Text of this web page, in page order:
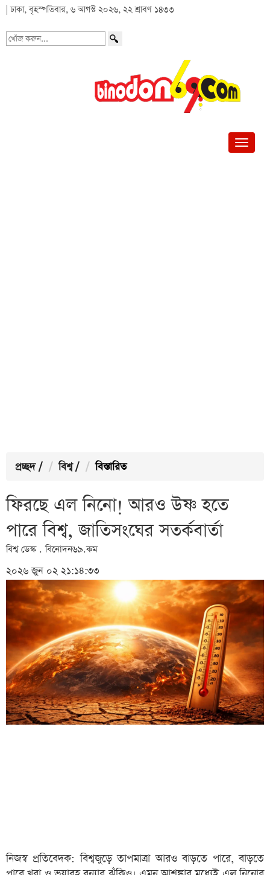
| ঢাকা, বৃহস্পতিবার, ৬ আগস্ট ২০২৬, ২২ শ্রাবণ ১৪৩৩
খোঁজ
প্রচ্ছদ / বিশ্ব / বিস্তারিত
ফিরছে এল নিনো! আরও উষ্ণ হতে
পারে বিশ্ব, জাতিসংঘের সতর্কবার্তা
বিশ্ব ডেস্ক . বিনোদন৬৯.কম
২০২৬ জুন ০২ ২১:১৪:৩৩
নিজস্ব প্রতিবেদক: বিশ্বজুড়ে তাপমাত্রা আরও বাড়তে পারে, বাড়তে